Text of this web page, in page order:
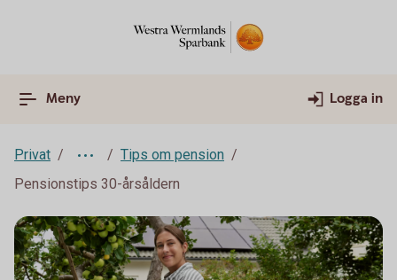
Meny Logga in
Privat
Tips om pension
Pensionstips 30-årsåldern